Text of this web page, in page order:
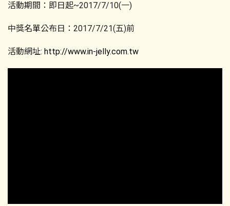
活動期間：即日起~2017/7/10(一)
中獎名單公布日：2017/7/21(五)前
活動網址: http://www.in-jelly.com.tw